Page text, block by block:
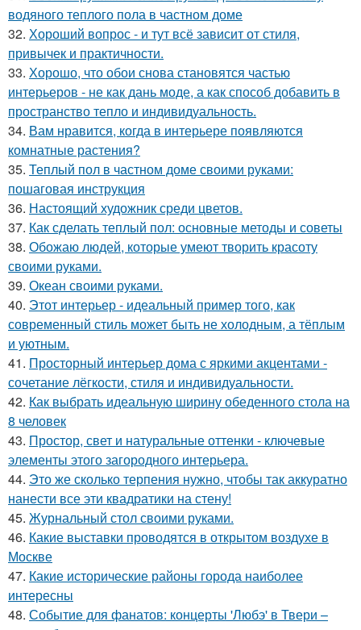
водяного теплого пола в частном доме
32. Хороший вопрос - и тут всё зависит от стиля,
привычек и практичности.
33. Хорошо, что обои снова становятся частью
интерьеров - не как дань моде, а как способ добавить в
пространство тепло и индивидуальность.
34. Вам нравится, когда в интерьере появляются
комнатные растения?
35. Теплый пол в частном доме своими руками:
пошаговая инструкция
36. Настоящий художник среди цветов.
37. Как сделать теплый пол: основные методы и советы
38. Обожаю людей, которые умеют творить красоту
своими руками.
39. Океан своими руками.
40. Этот интерьер - идеальный пример того, как
современный стиль может быть не холодным, а тёплым
и уютным.
41. Просторный интерьер дома с яркими акцентами -
сочетание лёгкости, стиля и индивидуальности.
42. Как выбрать идеальную ширину обеденного стола на
8 человек
43. Простор, свет и натуральные оттенки - ключевые
элементы этого загородного интерьера.
44. Это же сколько терпения нужно, чтобы так аккуратно
нанести все эти квадратики на стену!
45. Журнальный стол своими руками.
46. Какие выставки проводятся в открытом воздухе в
Москве
47. Какие исторические районы города наиболее
интересны
48. Событие для фанатов: концерты 'Любэ' в Твери –